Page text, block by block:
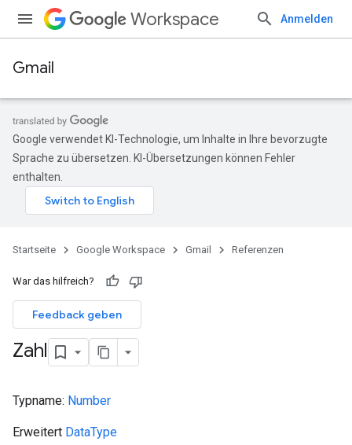
Workspace Anmelden
Gmail
Google verwendet KI-Technologie, um Inhalte in Ihre bevorzugte
Sprache zu übersetzen. KI-Übersetzungen können Fehler
enthalten.
Startseite Google Workspace Gmail Referenzen
War das hilfreich?
Feedback geben
Zahl
Typname: Number
Erweitert DataType